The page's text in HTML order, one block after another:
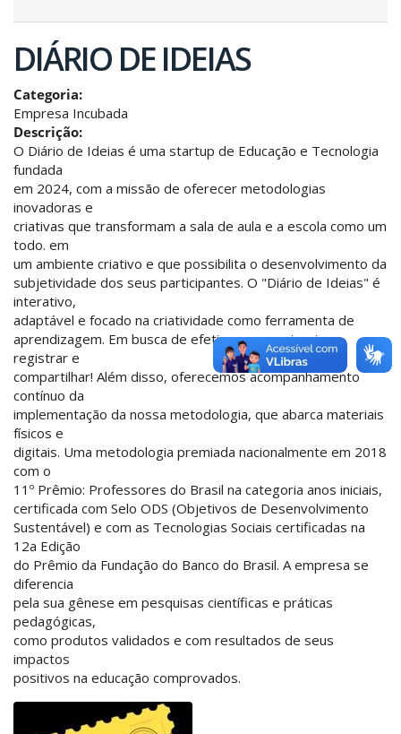
DIÁRIO DE IDEIAS
Categoria:
Empresa Incubada
Descrição:
O Diário de Ideias é uma startup de Educação e Tecnologia
fundada
em 2024, com a missão de oferecer metodologias
inovadoras e
criativas que transformam a sala de aula e a escola como um
todo. em
um ambiente criativo e que possibilita o desenvolvimento da
subjetividade dos seus participantes. O "Diário de Ideias" é
interativo,
adaptável e focado na criatividade como ferramenta de
aprendizagem. Em busca de efetivar o experienciar,
registrar e
compartilhar! Além disso, oferecemos acompanhamento
contínuo da
implementação da nossa metodologia, que abarca materiais
físicos e
digitais. Uma metodologia premiada nacionalmente em 2018
com o
11º Prêmio: Professores do Brasil na categoria anos iniciais,
certificada com Selo ODS (Objetivos de Desenvolvimento
Sustentável) e com as Tecnologias Sociais certificadas na
12a Edição
do Prêmio da Fundação do Banco do Brasil. A empresa se
diferencia
pela sua gênese em pesquisas científicas e práticas
pedagógicas,
como produtos validados e com resultados de seus
impactos
positivos na educação comprovados.